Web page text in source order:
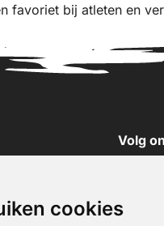
cookies
favoriet bij atleten en
Volg